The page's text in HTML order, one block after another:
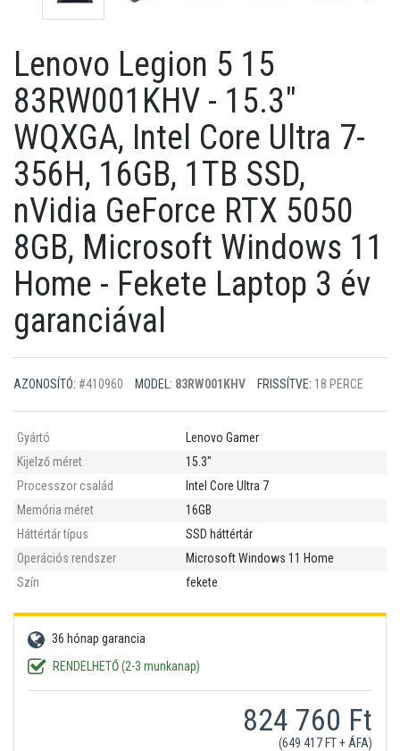
Lenovo Legion 5 15
83RW001KHV - 15.3"
WQXGA, Intel Core Ultra 7-
356H, 16GB, 1TB SSD,
nVidia GeForce RTX 5050
8GB, Microsoft Windows 11
Home - Fekete Laptop 3 év
garanciával
AZONOSÍTÓ: #410960 MODEL: 83RW001KHV FRISSÍTVE: 18 PERCE
Gyártó
Lenovo Gamer
Kijelző méret
15.3"
Processzor család
Intel Core Ultra 7
Memória méret
16GB
Háttértár típus
SSD háttértár
Operációs rendszer
Microsoft Windows 11 Home
Szín
fekete
36 hónap garancia
RENDELHETŐ (2-3 munkanap)
824 760 Ft
(649 417 FT + ÁFA)